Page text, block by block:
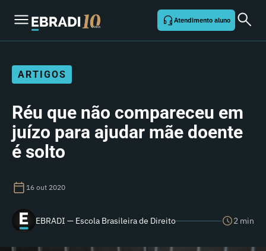
Atendimento aluno
ARTIGOS
Réu que não compareceu em
juízo para ajudar mãe doente
é solto
16 out 2020
EBRADI — Escola Brasileira de Direito 2 min